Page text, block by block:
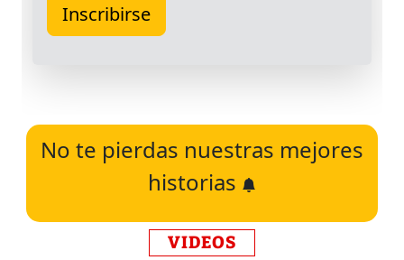
No te pierdas nuestras mejores
historias
VIDEOS